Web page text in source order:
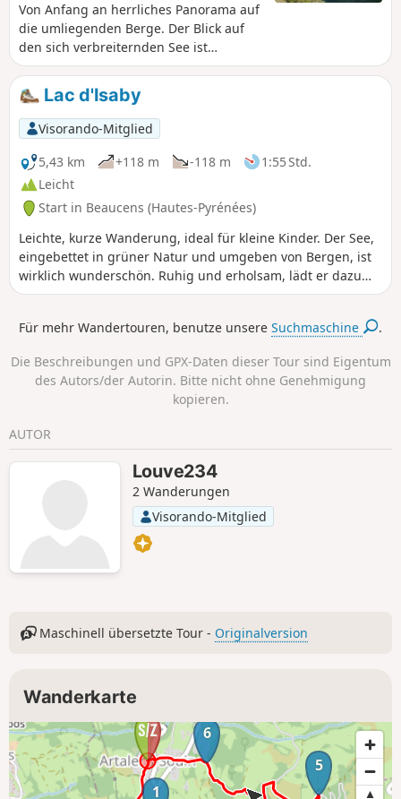
Von Anfang an herrliches Panorama auf
die umliegenden Berge. Der Blick auf
den sich verbreiternden See ist
großartig.
Lac d'Isaby
Visorando-Mitglied
5,43 km
+118 m -118 m
1:55 Std.
Leicht
Start in Beaucens (Hautes-Pyrénées)
Leichte, kurze Wanderung, ideal für kleine Kinder. Der See,
eingebettet in grüner Natur und umgeben von Bergen, ist
wirklich wunderschön. Ruhig und erholsam, lädt er dazu
ein, lange zu verweilen.
Für mehr Wandertouren, benutze unsereSuchmaschine .
Die Beschreibungen und GPX-Daten dieser Tour sind Eigentum
des Autors/der Autorin. Bitte nicht ohne Genehmigung
kopieren.
AUTOR
Louve234
2 Wanderungen
Visorando-Mitglied
Maschinell übersetzte Tour - Originalversion
Wanderkarte
1
5
6